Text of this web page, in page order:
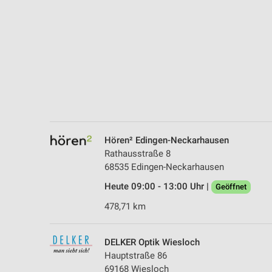
Hören² Edingen-Neckarhausen
Rathausstraße 8
68535 Edingen-Neckarhausen
Heute 09:00 - 13:00 Uhr |
Geöffnet
478,71 km
DELKER Optik Wiesloch
Hauptstraße 86
69168 Wiesloch
Geräte anhand von aktiv angeforderten Informationen
Funktional